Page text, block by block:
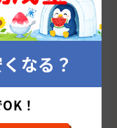
/大阪市)
なる？
！